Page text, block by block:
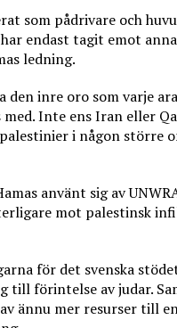
som pådrivare och
endast tagit emot
ledning.
den inre oro som varje
Inte ens Iran eller
i någon större
använt sig av
mot palestinsk
för det svenska
till förintelse av judar.
ännu mer resurser till